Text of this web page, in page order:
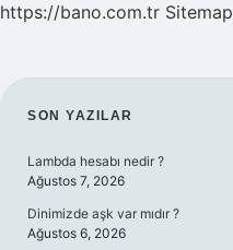
https://bano.com.tr Sitemap
SIDEBAR
SON YAZILAR
Lambda hesabı nedir ?
Ağustos 7, 2026
Dinimizde aşk var mıdır ?
Ağustos 6, 2026